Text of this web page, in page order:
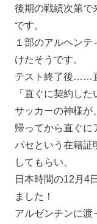
後期の戦績次第で
です。
１部のアルヘン
けたそうです。
テスト終了後……
「直ぐに契約した
サッカーの神様が
帰ってから直ぐに
パセという在籍証
してもらい、
日本時間の12月4
ました！
アルゼンチンに渡